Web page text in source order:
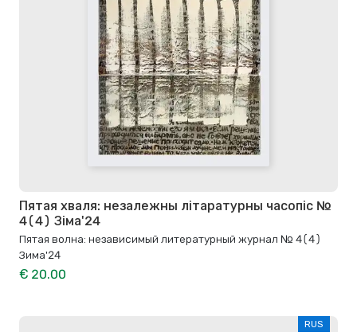
Пятая хваля: незалежны літаратурны часопіс №
4(4) Зіма'24
Пятая волна: независимый литературный журнал № 4(4)
Зима'24
€ 20.00
RUS